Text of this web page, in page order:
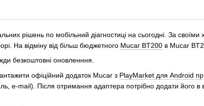
рішень по мобільний діагностиці на сьогодні. За своїми
На відміну від більш бюджетного Mucar BT200 в Mucar
безкоштовні оновленння.
офіційний додаток Mucar з PlayMarket для Android
e-mail). Після отримання адаптера потрібно додати його в